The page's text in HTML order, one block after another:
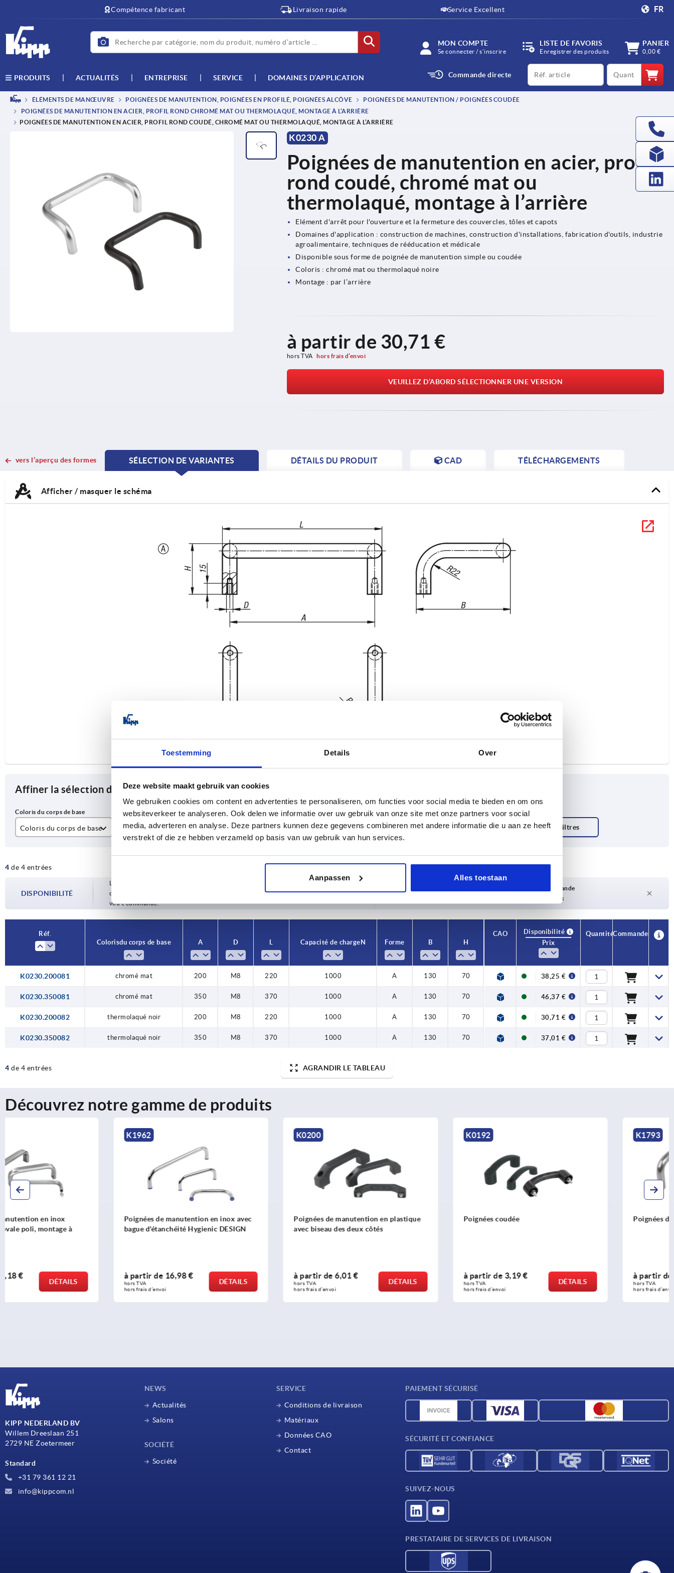
Toestemming Details Over
Deze website maakt gebruik van cookies
We gebruiken cookies om content en advertenties te personaliseren, om functies voor social media te bieden en om ons
websiteverkeer te analyseren. Ook delen we informatie over uw gebruik van onze site met onze partners voor social
media, adverteren en analyse. Deze partners kunnen deze gegevens combineren met andere informatie die u aan ze heeft
verstrekt of die ze hebben verzameld op basis van uw gebruik van hun services.
Aanpassen Alles toestaan
Compétence fabricant Livraison rapide Service Excellent FR
MON COMPTE
Se connecter / s’inscrire
LISTE DE FAVORIS
Enregistrer des produits
PANIER
0,00 €
PRODUITS ACTUALITÉS ENTREPRISE SERVICE DOMAINES D’APPLICATION Commande directe
productCode qty
ÉLÉMENTS DE MANŒUVRE POIGNÉES DE MANUTENTION, POIGNÉES EN PROFILÉ, POIGNÉES ALCÔVE
POIGNÉES DE MANUTENTION / POIGNÉES COUDÉE
POIGNÉES DE MANUTENTION EN ACIER, PROFIL ROND CHROMÉ MAT OU THERMOLAQUÉ, MONTAGE À L’ARRIÈRE
POIGNÉES DE MANUTENTION EN ACIER, PROFIL ROND COUDÉ, CHROMÉ MAT OU THERMOLAQUÉ, MONTAGE À L’ARRIÈRE
K0230 A
Poignées de manutention en acier, profil
rond coudé, chromé mat ou
thermolaqué, montage à l’arrière
Elément d'arrêt pour l'ouverture et la fermeture des couvercles, tôles et capots
Domaines d'application : construction de machines, construction d'installations, fabrication d'outils, industrie
agroalimentaire, techniques de rééducation et médicale
Disponible sous forme de poignée de manutention simple ou coudée
Coloris : chromé mat ou thermolaqué noire
Montage : par l’arrière
à partir de 30,71 €
hors TVA hors frais d’envoi
VEUILLEZ D’ABORD SÉLECTIONNER UNE VERSION
vers l’aperçu des formes
SÉLECTION DE VARIANTES
CURRENT
CURRENT
DÉTAILS DU PRODUIT CAD TÉLÉCHARGEMENTS
Afficher / masquer le schéma
Affiner la sélection des articles
Coloris du corps de base
thermolaqué noir
D L Capacité de charge N
4 de 4 entrées
DISPONIBILITÉ
Les disponibilités sont mises à jour plusieurs fois par jour à intervalles réguliers. La date
d’expédition confirmée vous est communiquée à l’étape finale, avant la finalisation de
votre commande.
Délai de livraison sur demande
Actuellement pas en stock
Réf.
Coloris du corps de base
A D L Capacité de charge N Forme B H
CAO
Disponibilité
Prix
QuantitéCommander
K0230.200081 chromé mat 200 M8 220 1000 A 130 70 38,25 €
K0230.350081 chromé mat 350 M8 370 1000 A 130 70 46,37 €
K0230.200082 thermolaqué noir 200 M8 220 1000 A 130 70 30,71 €
K0230.350082 thermolaqué noir 350 M8 370 1000 A 130 70 37,01 €
4 de 4 entrées AGRANDIR LE TABLEAU
Découvrez notre gamme de produits
Poignées de manutention en inox avec
bague d'étanchéité Hygienic DESIGN
à partir de
hors frais d’envoi
DÉTAILS
Poignées de manutention en plastique
avec biseau des deux côtés
à partir de
hors frais d’envoi
DÉTAILS
Poignées coudée
à partir de
hors frais d’envoi
DÉTAILS
Poignées de préhension en inox rondes
à partir de
hors frais d’envoi
DÉTAILS
KIPP NEDERLAND BV
Willem Dreeslaan 251
2729 NE Zoetermeer
Standard
+31 79 361 12 21
info@kippcom.nl
NEWS
Actualités
Salons
SOCIÉTÉ
Société
SERVICE
Conditions de livraison
Matériaux
Données CAO
Contact
PAIEMENT SÉCURISÉ
SÉCURITÉ ET CONFIANCE
SUIVEZ-NOUS
PRESTATAIRE DE SERVICES DE LIVRAISON